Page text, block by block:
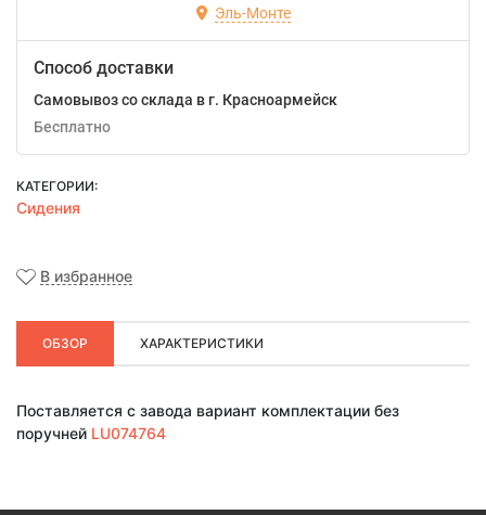
Эль-Монте
Способ доставки
Самовывоз со склада в г. Красноармейск
Бесплатно
КАТЕГОРИИ:
Сидения
В избранное
ОБЗОР ХАРАКТЕРИСТИКИ
Поставляется с завода вариант комплектации без
поручней LU074764